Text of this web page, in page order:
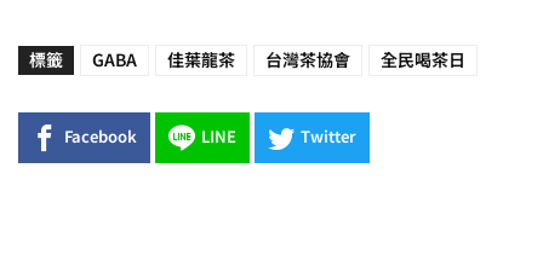
標籤 GABA 佳葉龍茶 台灣茶協會 全民喝茶日
Facebook LINE Twitter